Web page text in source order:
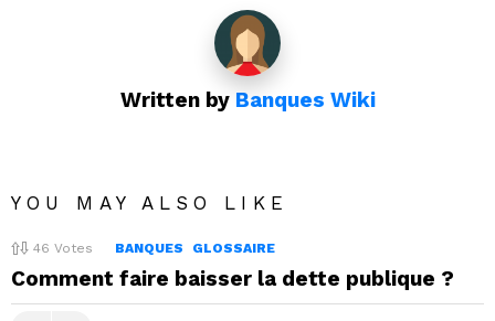
Written by Banques Wiki
YOU MAY ALSO LIKE
46 Votes BANQUES GLOSSAIRE
Comment faire baisser la dette publique ?